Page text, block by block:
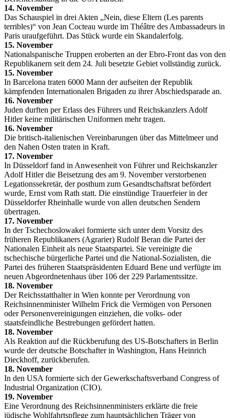
14. November
Das Schauspiel in drei Akten „Nein, diese Eltern (Les parents
terribles)“ von Jean Cocteau wurde im Théâtre des Ambassadeurs in
Paris uraufgeführt. Das Stück wurde ein Skandalerfolg.
15. November
Nationalspanische Truppen eroberten an der Ebro-Front das von den
Republikanern seit dem 24. Juli besetzte Gebiet vollständig zurück.
15. November
In Barcelona traten 6000 Mann der aufseiten der Republik
kämpfenden Internationalen Brigaden zu ihrer Abschiedsparade an.
16. November
Juden durften per Erlass des Führers und Reichskanzlers Adolf
Hitler keine militärischen Uniformen mehr tragen.
16. November
Die britisch-italienischen Vereinbarungen über das Mittelmeer und
den Nahen Osten traten in Kraft.
17. November
In Düsseldorf fand in Anwesenheit von Führer und Reichskanzler
Adolf Hitler die Beisetzung des am 9. November verstorbenen
Legationssekretär, der posthum zum Gesandtschaftsrat befördert
wurde, Ernst vom Rath statt. Die einstündige Trauerfeier in der
Düsseldorfer Rheinhalle wurde von allen deutschen Sendern
übertragen.
17. November
In der Tschechoslowakei formierte sich unter dem Vorsitz des
früheren Republikaners (Agrarier) Rudolf Beran die Partei der
Nationalen Einheit als neue Staatspartei. Sie vereinigte die
tschechische bürgerliche Partei und die National-Sozialisten, die
Partei des früheren Staatspräsidenten Eduard Bene und verfügte im
neuen Abgeordnetenhaus über 106 der 229 Parlamentssitze.
18. November
Der Reichsstatthalter in Wien konnte per Verordnung von
Reichsinnenminister Wilhelm Frick die Vermögen von Personen
oder Personenvereinigungen einziehen, die volks- oder
staatsfeindliche Bestrebungen gefördert hatten.
18. November
Als Reaktion auf die Rückberufung des US-Botschafters in Berlin
wurde der deutsche Botschafter in Washington, Hans Heinrich
Dieckhoff, zurückberufen.
18. November
In den USA formierte sich der Gewerkschaftsverband Congress of
Industrial Organization (CIO).
19. November
Eine Verordnung des Reichsinnenministers erklärte die freie
jüdische Wohlfahrtspflege zum hauptsächlichen Träger von